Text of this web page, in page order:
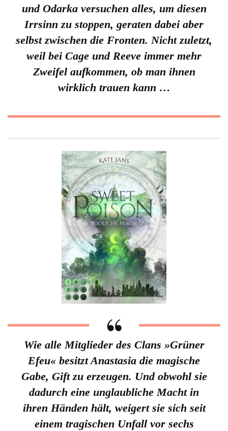
und Odarka versuchen alles, um diesen
Irrsinn zu stoppen, geraten dabei aber
selbst zwischen die Fronten. Nicht zuletzt,
weil bei Cage und Reeve immer mehr
Zweifel aufkommen, ob man ihnen
wirklich trauen kann …
Wie alle Mitglieder des Clans »Grüner
Efeu« besitzt Anastasia die magische
Gabe, Gift zu erzeugen. Und obwohl sie
dadurch eine unglaubliche Macht in
ihren Händen hält, weigert sie sich seit
einem tragischen Unfall vor sechs